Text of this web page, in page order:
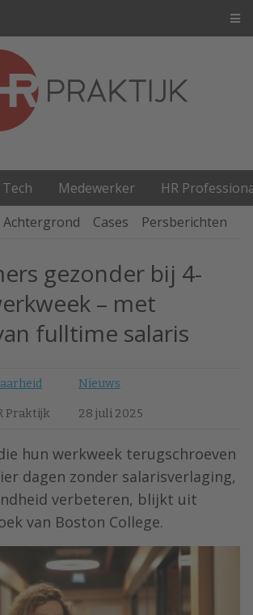
Tech Medewerker
HR
Achtergrond Cases Persberichten
gezonder bij 4-
– met
fulltime salaris
Nieuws
Praktijk 28 juli 2025
hun werkweek terugschroeven
dagen zonder salarisverlaging,
verbeteren, blijkt uit
van Boston College.